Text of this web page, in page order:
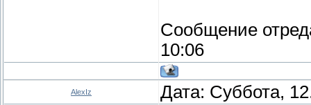
Сообщение
10:06
AlexIz Дата: Суббота,